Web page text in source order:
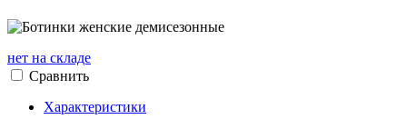
нет на складе
Сравнить
Характеристики